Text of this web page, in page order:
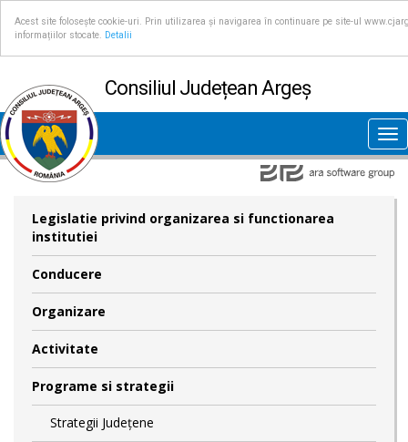
Acest site folosește cookie-uri. Prin utilizarea și navigarea în continuare pe site-ul
informațiilor stocate.
Detalii
Consiliul Județean Argeș
Legislatie privind organizarea si functionarea
institutiei
Conducere
Organizare
Activitate
Programe si strategii
Strategii Județene